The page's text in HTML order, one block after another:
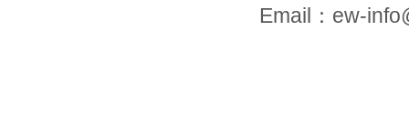
Email：ew-